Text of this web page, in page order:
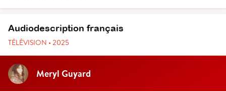
Audiodescription français
TÉLÉVISION • 2025
Meryl Guyard